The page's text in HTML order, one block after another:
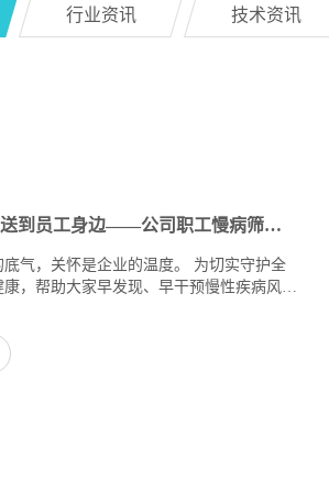
行业资讯 技术资讯
把医疗关怀送到员工身边——公司职工慢病筛查义诊活动
关怀是企业的温度。 为切实守护全
，帮助大家早发现、早干预慢性疾病风